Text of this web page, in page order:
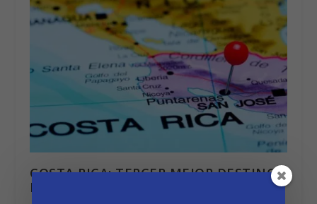
COSTA RICA: TERCER MEJOR DESTINO
DE INVERSIÓN EN EL MUNDO